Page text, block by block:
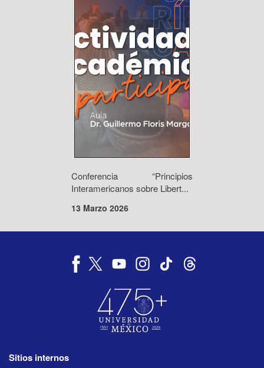
Conferencia “Principios
Interamericanos sobre Libert...
13 Marzo 2026
Sitios internos